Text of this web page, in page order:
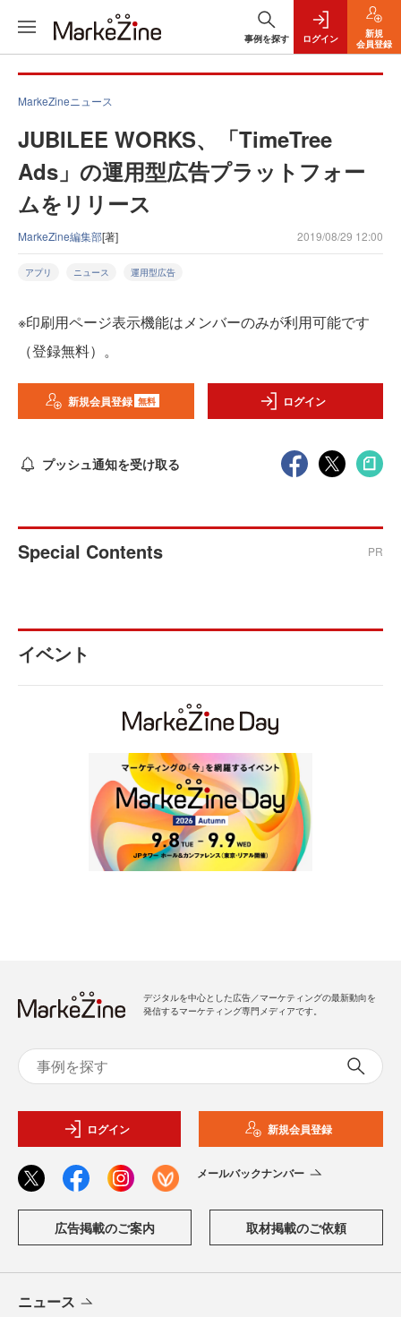
事例を探す ログイン
新規
会員登録
MarkeZineニュース
JUBILEE WORKS、「TimeTree
Ads」の運用型広告プラットフォー
ムをリリース
MarkeZine編集部[著] 2019/08/29 12:00
アプリ ニュース 運用型広告
※印刷用ページ表示機能はメンバーのみが利用可能です
（登録無料）。
新規会員登録 無料 ログイン
プッシュ通知を受け取る
Special Contents PR
イベント
デジタルを中心とした広告／マーケティングの最新動向を
発信するマーケティング専門メディアです。
ログイン 新規会員登録
メールバックナンバー
広告掲載のご案内 取材掲載のご依頼
ニュース